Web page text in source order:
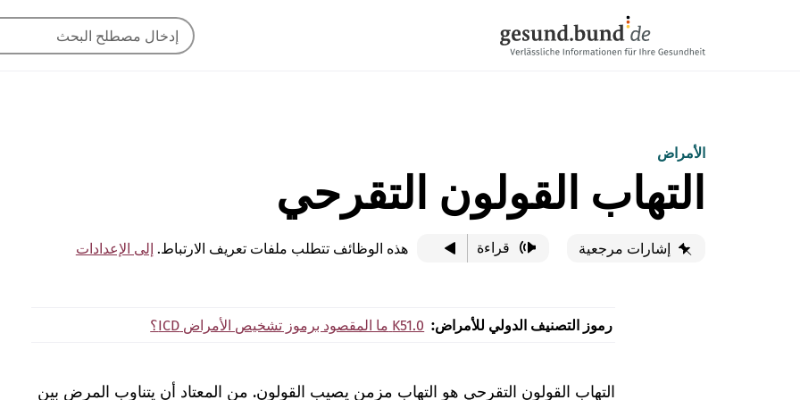
الأمراض
التهاب القولون التقرحي
إشارات مرجعية قراءة هذه الوظائف تتطلب ملفات تعريف الارتباط. إلى الإعدادات
رموز التصنيف الدولي للأمراض: K51.0 ما المقصود برموز تشخيص الأمراض ICD؟
التهاب القولون التقرحي هو التهاب مزمن يصيب القولون. من المعتاد أن يتناوب المرض بين